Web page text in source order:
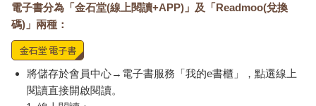
「透過社群媒體來炫耀慾望，比較類似於獲得他人的關注並提高
自身價值的行為，而非為了炫耀財富或地位的行為。」
問題在於，有些人炫耀的時候，展示出的面貌比自己實際擁有的
更多，或者超過自己的能力範圍，甚至涉足自己從未嘗試過的領
域。尤其是在意他人視線的韓國人，他們的炫耀慾望具有獨特的
一面。韓國人在制定了一套理想的社會規範後，認為不違反那個
標準才能受到人性待遇，於是逐漸習慣與他人比較的行為特徵。
電子書分為「金石堂(線上閱讀+APP)」及「Readmoo(兌換
碼)」兩種：
將儲存於會員中心→電子書服務「我的e書櫃」，點選線上
閱讀直接開啟閱讀。